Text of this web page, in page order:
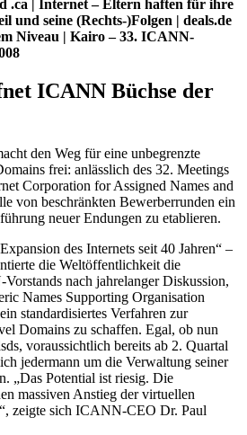
.ca | Internet – Eltern haften für ihre
und seine (Rechts-)Folgen | deals.de
Niveau | Kairo – 33. ICANN-
ICANN Büchse der
den Weg für eine unbegrenzte
frei: anlässlich des 32. Meetings
Corporation for Assigned Names and
von beschränkten Bewerberrunden ein
neuer Endungen zu etablieren.
des Internets seit 40 Jahren“ –
die Weltöffentlichkeit die
nach jahrelanger Diskussion,
Names Supporting Organisation
standardisiertes Verfahren zur
Domains zu schaffen. Egal, ob nun
voraussichtlich bereits ab 2. Quartal
jedermann um die Verwaltung seiner
„Das Potential ist riesig. Die
massiven Anstieg der virtuellen
zeigte sich ICANN-CEO Dr. Paul